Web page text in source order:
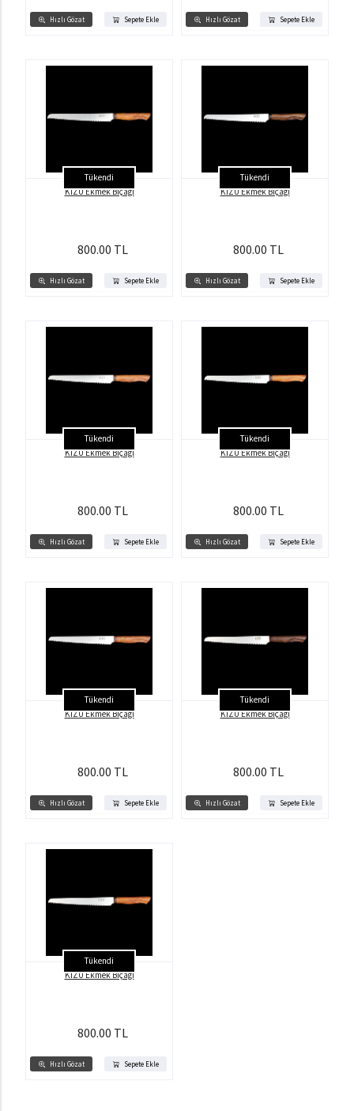
Hızlı Gözat Sepete Ekle Hızlı Gözat Sepete Ekle
Tükendi
Hızlı Gözat Sepete Ekle
KİZU Ekmek Bıçağı
800.00 TL
Tükendi
Hızlı Gözat Sepete Ekle
KİZU Ekmek Bıçağı
800.00 TL
Tükendi
Hızlı Gözat Sepete Ekle
KİZU Ekmek Bıçağı
800.00 TL
Tükendi
Hızlı Gözat Sepete Ekle
KİZU Ekmek Bıçağı
800.00 TL
Tükendi
Hızlı Gözat Sepete Ekle
KİZU Ekmek Bıçağı
800.00 TL
Tükendi
Hızlı Gözat Sepete Ekle
KİZU Ekmek Bıçağı
800.00 TL
Tükendi
Hızlı Gözat Sepete Ekle
KİZU Ekmek Bıçağı
800.00 TL